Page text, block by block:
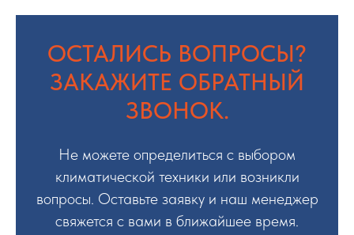
ОСТАЛИСЬ ВОПРОСЫ?
ЗАКАЖИТЕ ОБРАТНЫЙ
ЗВОНОК.
Не можете определиться с выбором
климатической техники или возникли
вопросы. Оставьте заявку и наш менеджер
свяжется с вами в ближайшее время.